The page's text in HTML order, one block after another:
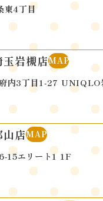
東4丁目
玉岩槻店MAP
内3丁目1-27 UNIQLO
山店MAP
15エリート1 1F